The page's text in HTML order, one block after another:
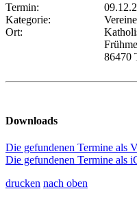
Termin:
Kategorie:
Vereine
Ort:
86470
Downloads
Die gefundenen Termine als
Die gefundenen Termine als
drucken nach oben